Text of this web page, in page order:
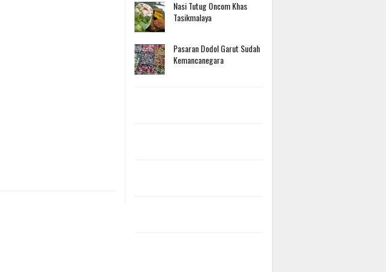
Nasi Tutug Oncom Khas
Tasikmalaya
Pasaran Dodol Garut Sudah
Kemancanegara